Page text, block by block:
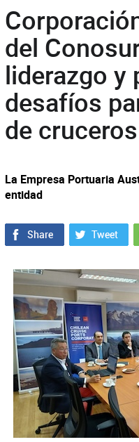
del
liderazgo y
desafíos
de cruceros
La Empresa Portuaria
entidad